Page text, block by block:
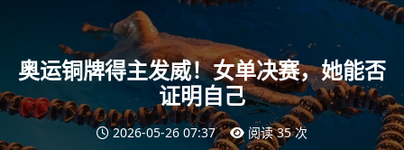
奥运铜牌得主发威！女单决赛，她能否
证明自己
2026-05-26 07:37 阅读 35 次